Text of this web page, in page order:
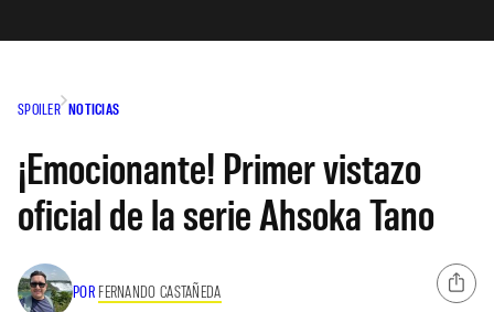
SPOILER NOTICIAS
¡Emocionante! Primer vistazo
oficial de la serie Ahsoka Tano
POR FERNANDO CASTAÑEDA